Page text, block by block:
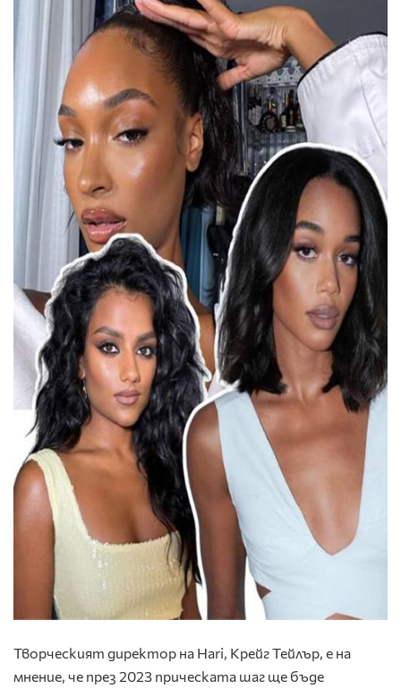
Творческият директор на Hari, Крейг Тейлър, е на
мнение, че през 2023 прическата шаг ще бъде